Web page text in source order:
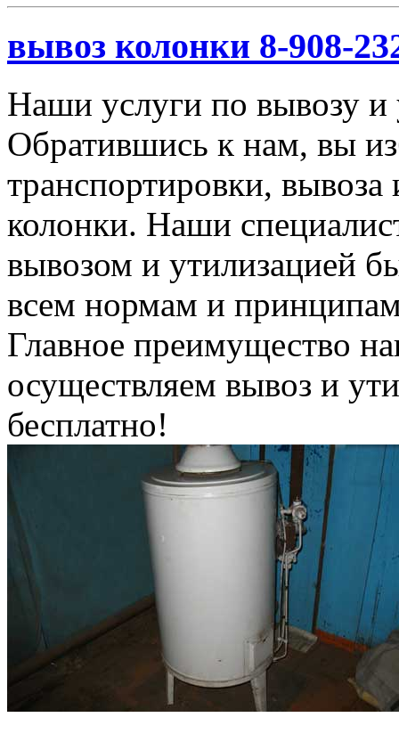
вывоз колонки 8-908-
Наши услуги по вывозу и
Обратившись к нам, вы
транспортировки, вывоза
колонки. Наши
вывозом и утилизацией
всем нормам и
Главное преимущество
осуществляем вывоз и
бесплатно!